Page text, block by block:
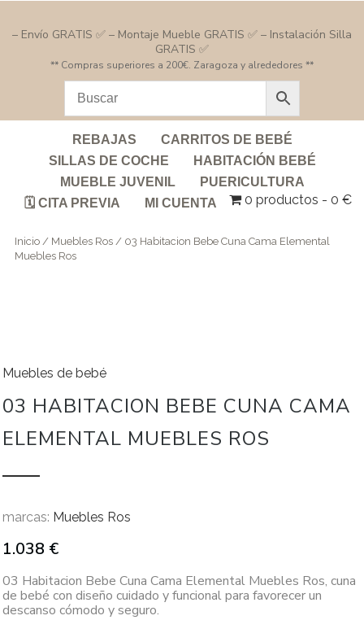
– Envío GRATIS ✅ – Montaje Mueble GRATIS ✅ – Instalación Silla
GRATIS ✅
** Compras superiores a 200€. Zaragoza y alrededores **
REBAJAS
CARRITOS DE BEBÉ
SILLAS DE COCHE
HABITACIÓN BEBÉ
MUEBLE JUVENIL
PUERICULTURA
🗓️ CITA PREVIA
MI CUENTA 0 productos 0 €
Inicio / Muebles Ros / 03 Habitacion Bebe Cuna Cama Elemental
Muebles Ros
Muebles de bebé
03 HABITACION BEBE CUNA CAMA
ELEMENTAL MUEBLES ROS
marcas: Muebles Ros
1.038 €
03 Habitacion Bebe Cuna Cama Elemental Muebles Ros, cuna
de bebé con diseño cuidado y funcional para favorecer un
descanso cómodo y seguro.